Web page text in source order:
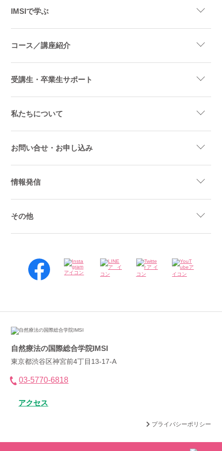
IMSIで学ぶ
コース／講座紹介
受講生・卒業生サポート
私たちについて
お問い合せ・お申し込み
情報発信
その他
自然療法の国際総合学院IMSI
東京都渋谷区神宮前4丁目13-17-A
03-5770-6818
アクセス
プライバシーポリシー